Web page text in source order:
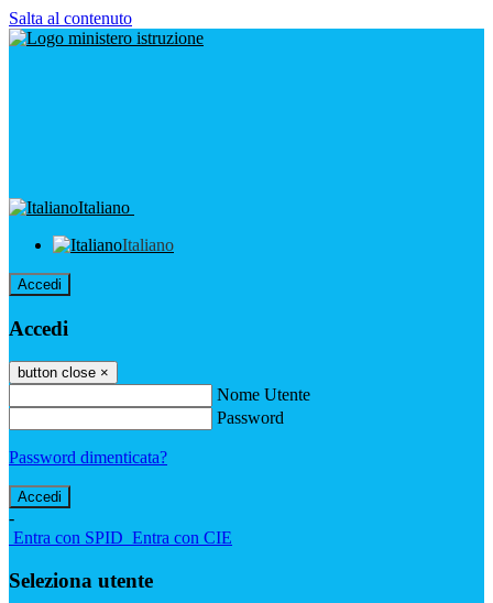
Salta al contenuto
Italiano
Italiano
Accedi
Accedi
button close ×
Nome Utente
Password
Password dimenticata?
-
Entra con SPID Entra con CIE
Seleziona utente